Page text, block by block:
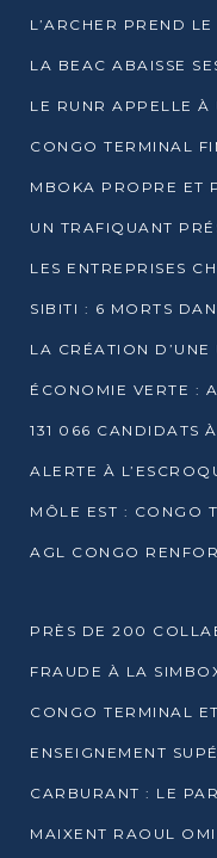
131 066 CANDIDATS
PRÈS DE 200 COLLABORATEURS